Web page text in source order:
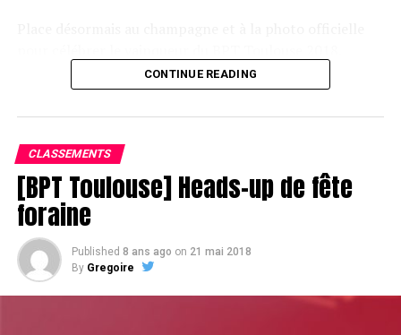
CONTINUE READING
CLASSEMENTS
[BPT Toulouse] Heads-up de fête
foraine
Published 8 ans ago on 21 mai 2018
By Gregoire